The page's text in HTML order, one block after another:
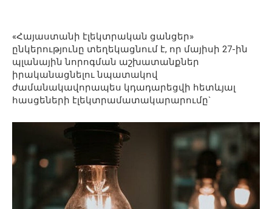
«Հայաստանի էլեկտրական ցանցեր»
ընկերությունը տեղեկացնում է, որ մայիսի 27-ին
պլանային նորոգման աշխատանքներ
իրականացնելու նպատակով
ժամանակավորապես կդադարեցվի հետևյալ
հասցեների էլեկտրամատակարարումը`